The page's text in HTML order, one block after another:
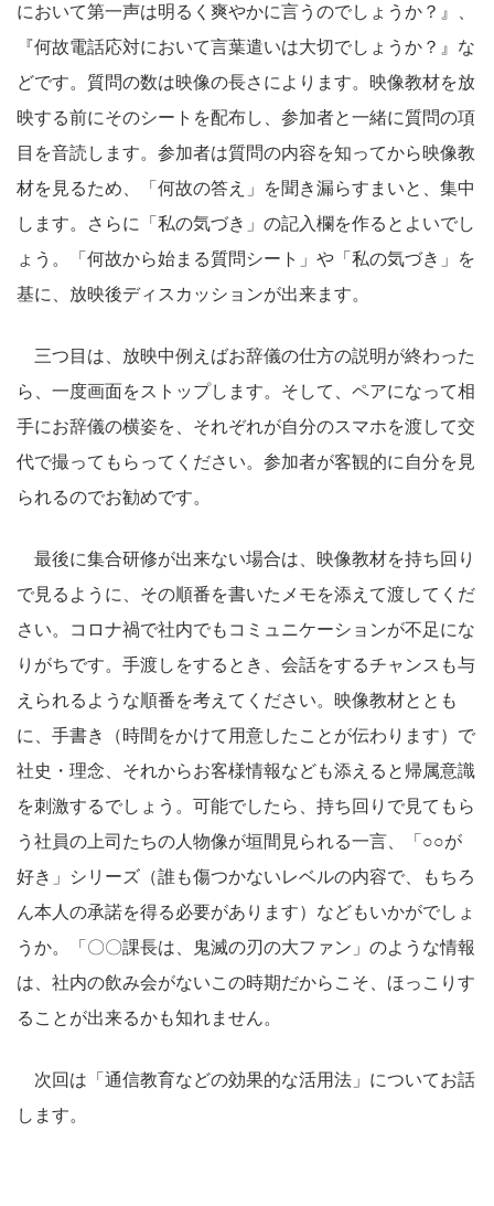
において第一声は明るく爽やかに言うのでしょうか？』、
『何故電話応対において言葉遣いは大切でしょうか？』な
どです。質問の数は映像の長さによります。映像教材を放
映する前にそのシートを配布し、参加者と一緒に質問の項
目を音読します。参加者は質問の内容を知ってから映像教
材を見るため、「何故の答え」を聞き漏らすまいと、集中
します。さらに「私の気づき」の記入欄を作るとよいでし
ょう。「何故から始まる質問シート」や「私の気づき」を
基に、放映後ディスカッションが出来ます。
三つ目は、放映中例えばお辞儀の仕方の説明が終わった
ら、一度画面をストップします。そして、ペアになって相
手にお辞儀の横姿を、それぞれが自分のスマホを渡して交
代で撮ってもらってください。参加者が客観的に自分を見
られるのでお勧めです。
最後に集合研修が出来ない場合は、映像教材を持ち回り
で見るように、その順番を書いたメモを添えて渡してくだ
さい。コロナ禍で社内でもコミュニケーションが不足にな
りがちです。手渡しをするとき、会話をするチャンスも与
えられるような順番を考えてください。映像教材ととも
に、手書き（時間をかけて用意したことが伝わります）で
社史・理念、それからお客様情報なども添えると帰属意識
を刺激するでしょう。可能でしたら、持ち回りで見てもら
う社員の上司たちの人物像が垣間見られる一言、「○○が
好き」シリーズ（誰も傷つかないレベルの内容で、もちろ
ん本人の承諾を得る必要があります）などもいかがでしょ
うか。「〇〇課長は、鬼滅の刃の大ファン」のような情報
は、社内の飲み会がないこの時期だからこそ、ほっこりす
ることが出来るかも知れません。
次回は「通信教育などの効果的な活用法」についてお話
します。